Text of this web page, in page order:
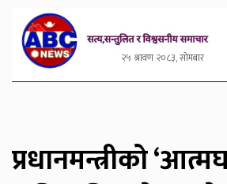
२५ श्रावण २०८३, सोमबार
प्रधानमन्त्रीको